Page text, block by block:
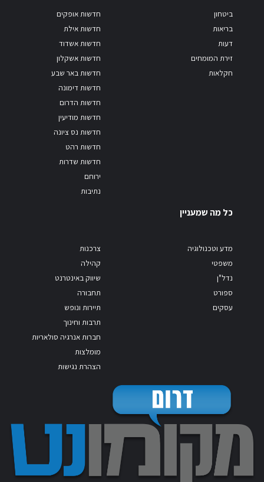
ביטחון
בריאות
דעות
זירת המומחים
חקלאות
חדשות אופקים
חדשות אילת
חדשות אשדוד
חדשות אשקלון
חדשות באר שבע
חדשות דימונה
חדשות הדרום
חדשות מודיעין
חדשות נס ציונה
חדשות רהט
חדשות שדרות
ירוחם
נתיבות
כל מה שמעניין
מדע וטכנולוגיה
משפטי
נדל"ן
ספורט
עסקים
צרכנות
קהילה
שיווק באינטרנט
תחבורה
תיירות ונופש
תרבות וחינוך
חברות אנרגיה סולאריות
מומלצות
הצהרת נגישות